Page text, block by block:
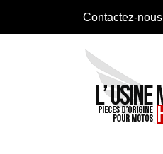
Contactez-nous